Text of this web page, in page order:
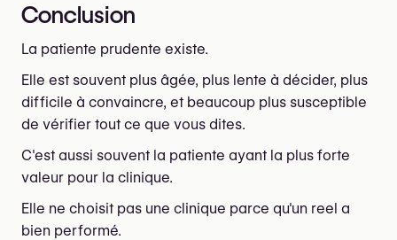
Conclusion
La patiente prudente existe.
Elle est souvent plus âgée, plus lente à décider, plus
difficile à convaincre, et beaucoup plus susceptible
de vérifier tout ce que vous dites.
C'est aussi souvent la patiente ayant la plus forte
valeur pour la clinique.
Elle ne choisit pas une clinique parce qu'un reel a
bien performé.